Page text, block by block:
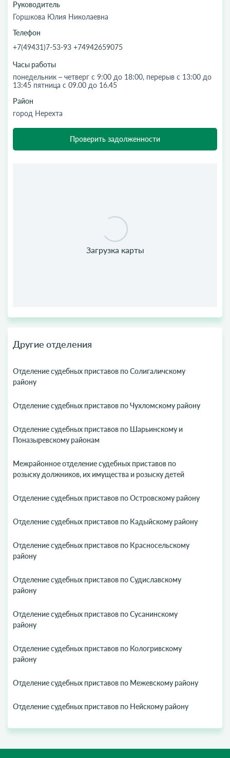
Руководитель
Горшкова Юлия Николаевна
Телефон
+7(49431)7-53-93 +74942659075
Часы работы
понедельник – четверг с 9:00 до 18:00, перерыв с 13:00 до
13:45 пятница с 09.00 до 16.45
Район
город Нерехта
Проверить задолженности
Другие отделения
Отделение судебных приставов по Солигаличскому
району
Отделение судебных приставов по Чухломскому району
Отделение судебных приставов по Шарьинскому и
Поназыревскому районам
Межрайонное отделение судебных приставов по
розыску должников, их имущества и розыску детей
Отделение судебных приставов по Островскому району
Отделение судебных приставов по Кадыйскому району
Отделение судебных приставов по Красносельскому
району
Отделение судебных приставов по Судиславскому
району
Отделение судебных приставов по Сусанинскому
району
Отделение судебных приставов по Кологривскому
району
Отделение судебных приставов по Межевскому району
Отделение судебных приставов по Нейскому району